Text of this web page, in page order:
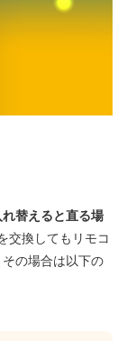
れ替えると直る場
交換してもリモコ
の場合は以下の